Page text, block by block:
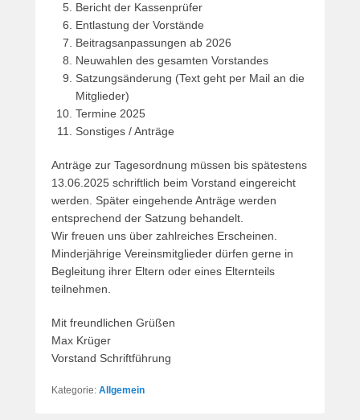
Bericht der Kassenprüfer
Entlastung der Vorstände
Beitragsanpassungen ab 2026
Neuwahlen des gesamten Vorstandes
Satzungsänderung (Text geht per Mail an die
Mitglieder)
Termine 2025
Sonstiges / Anträge
Anträge zur Tagesordnung müssen bis spätestens
13.06.2025 schriftlich beim Vorstand eingereicht
werden. Später eingehende Anträge werden
entsprechend der Satzung behandelt.
Wir freuen uns über zahlreiches Erscheinen.
Minderjährige Vereinsmitglieder dürfen gerne in
Begleitung ihrer Eltern oder eines Elternteils
teilnehmen.
Mit freundlichen Grüßen
Max Krüger
Vorstand Schriftführung
Kategorie: Allgemein